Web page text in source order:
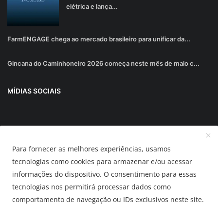
elétrica e lança...
FarmENGAGE chega ao mercado brasileiro para unificar da...
Gincana do Caminhoneiro 2026 começa neste mês de maio c...
MÍDIAS SOCIAIS
Inscrever-se
AUTOMUNDO.com.br
Para fornecer as melhores experiências, usamos
tecnologias como cookies para armazenar e/ou acessar
informações do dispositivo. O consentimento para essas
tecnologias nos permitirá processar dados como
comportamento de navegação ou IDs exclusivos neste site.